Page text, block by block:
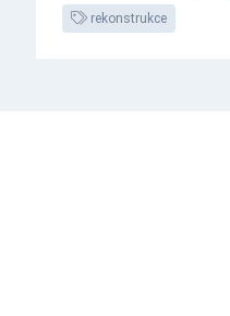
rekonstrukce